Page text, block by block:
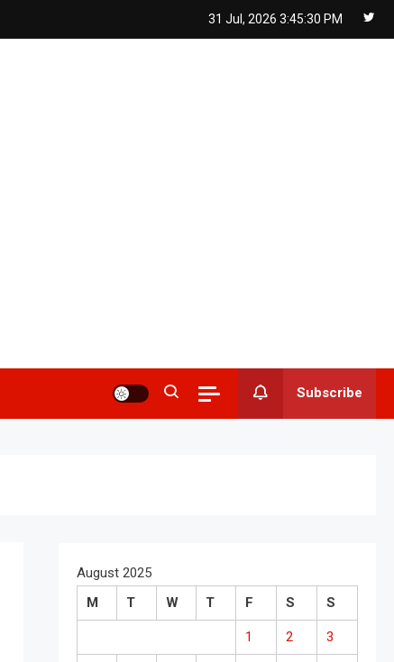
31 Jul, 2026 3:45:30 PM
Subscribe
August 2025
M
T W T F S S
1 2 3